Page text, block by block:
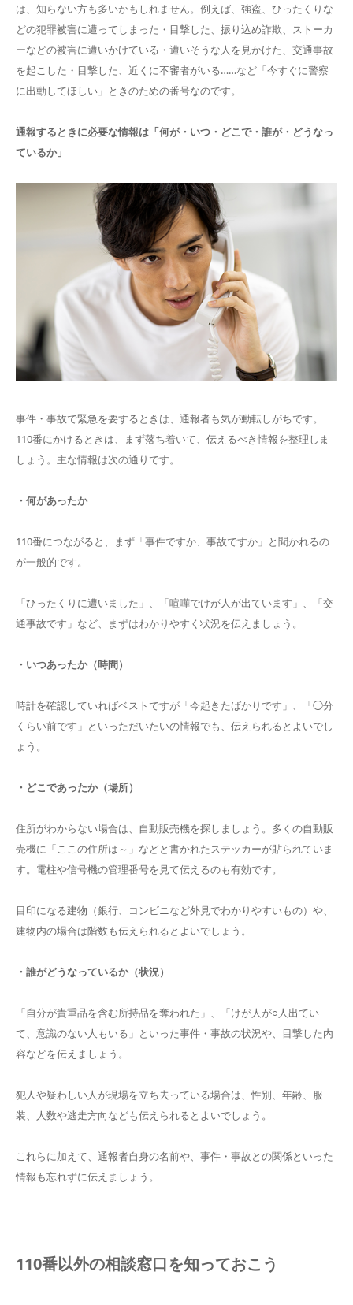
は、知らない方も多いかもしれません。例えば、強盗、ひったくりな
どの犯罪被害に遭ってしまった・目撃した、振り込め詐欺、ストーカ
ーなどの被害に遭いかけている・遭いそうな人を見かけた、交通事故
を起こした・目撃した、近くに不審者がいる……など「今すぐに警察
に出動してほしい」ときのための番号なのです。
通報するときに必要な情報は「何が・いつ・どこで・誰が・どうなっ
ているか」
事件・事故で緊急を要するときは、通報者も気が動転しがちです。
110番にかけるときは、まず落ち着いて、伝えるべき情報を整理しま
しょう。主な情報は次の通りです。
・何があったか
110番につながると、まず「事件ですか、事故ですか」と聞かれるの
が一般的です。
「ひったくりに遭いました」、「喧嘩でけが人が出ています」、「交
通事故です」など、まずはわかりやすく状況を伝えましょう。
・いつあったか（時間）
時計を確認していればベストですが「今起きたばかりです」、「◯分
くらい前です」といっただいたいの情報でも、伝えられるとよいでし
ょう。
・どこであったか（場所）
住所がわからない場合は、自動販売機を探しましょう。多くの自動販
売機に「ここの住所は～」などと書かれたステッカーが貼られていま
す。電柱や信号機の管理番号を見て伝えるのも有効です。
目印になる建物（銀行、コンビニなど外見でわかりやすいもの）や、
建物内の場合は階数も伝えられるとよいでしょう。
・誰がどうなっているか（状況）
「自分が貴重品を含む所持品を奪われた」、「けが人が○人出てい
て、意識のない人もいる」といった事件・事故の状況や、目撃した内
容などを伝えましょう。
犯人や疑わしい人が現場を立ち去っている場合は、性別、年齢、服
装、人数や逃走方向なども伝えられるとよいでしょう。
これらに加えて、通報者自身の名前や、事件・事故との関係といった
情報も忘れずに伝えましょう。
110番以外の相談窓口を知っておこう